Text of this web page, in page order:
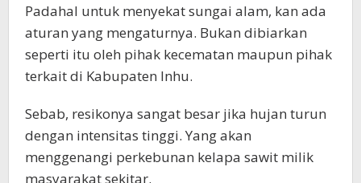
Padahal untuk menyekat sungai alam, kan ada
aturan yang mengaturnya. Bukan dibiarkan
seperti itu oleh pihak kecematan maupun pihak
terkait di Kabupaten Inhu.
Sebab, resikonya sangat besar jika hujan turun
dengan intensitas tinggi. Yang akan
menggenangi perkebunan kelapa sawit milik
masyarakat sekitar.